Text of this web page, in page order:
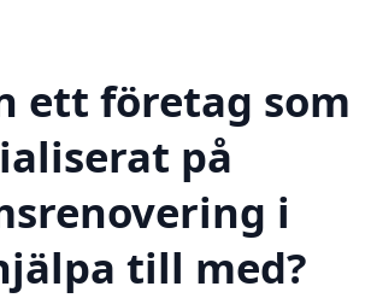
ett företag som
på
i
till med?